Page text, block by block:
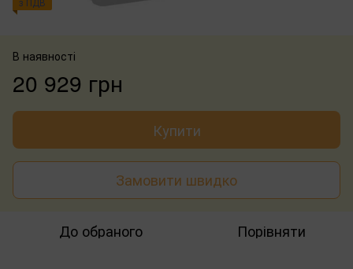
В наявності
20 929 грн
Купити
Замовити швидко
До обраного Порівняти